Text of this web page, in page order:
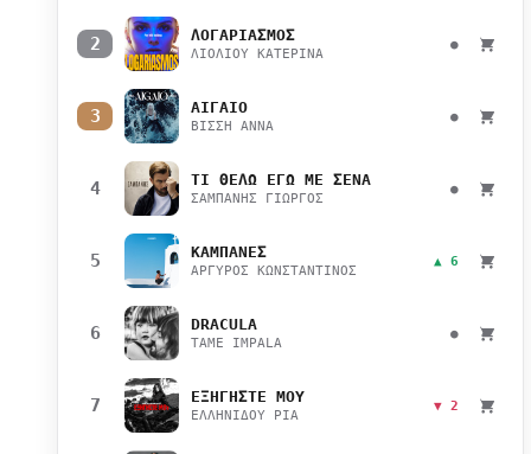
2 ΛΟΓΑΡΙΑΣΜΟΣ
ΛΙΟΛΙΟΥ ΚΑΤΕΡΙΝΑ
●
3 ΑΙΓΑΙΟ
ΒΙΣΣΗ ΑΝΝΑ
●
4 ΤΙ ΘΕΛΩ ΕΓΩ ΜΕ ΣΕΝΑ
ΣΑΜΠΑΝΗΣ ΓΙΩΡΓΟΣ
●
5 ΚΑΜΠΑΝΕΣ
ΑΡΓΥΡΟΣ ΚΩΝΣΤΑΝΤΙΝΟΣ
▲ 6
6 DRACULA
TAME IMPALA
●
7 ΕΞΗΓΗΣΤΕ ΜΟΥ
ΕΛΛΗΝΙΔΟΥ ΡΙΑ
▼ 2